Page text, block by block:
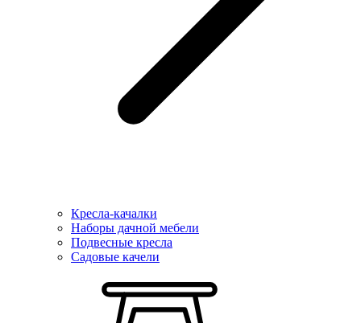
Кресла-качалки
Наборы дачной мебели
Подвесные кресла
Садовые качели